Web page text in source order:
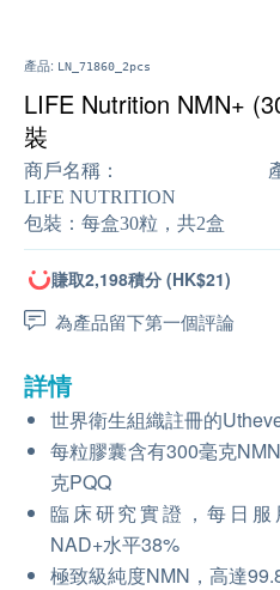
產品: LN_71860_2pcs
LIFE Nutrition NMN+
裝
商戶名稱：
LIFE NUTRITION
包裝： 每盒30粒，共2盒
賺取2,198積分 (HK$21)
為產品留下第一個評論
詳情
世界衛生組織註冊的
每粒膠囊含有300毫克
克PQQ
臨床研究實證，每日
NAD+水平38%
極致級純度NMN ，高達